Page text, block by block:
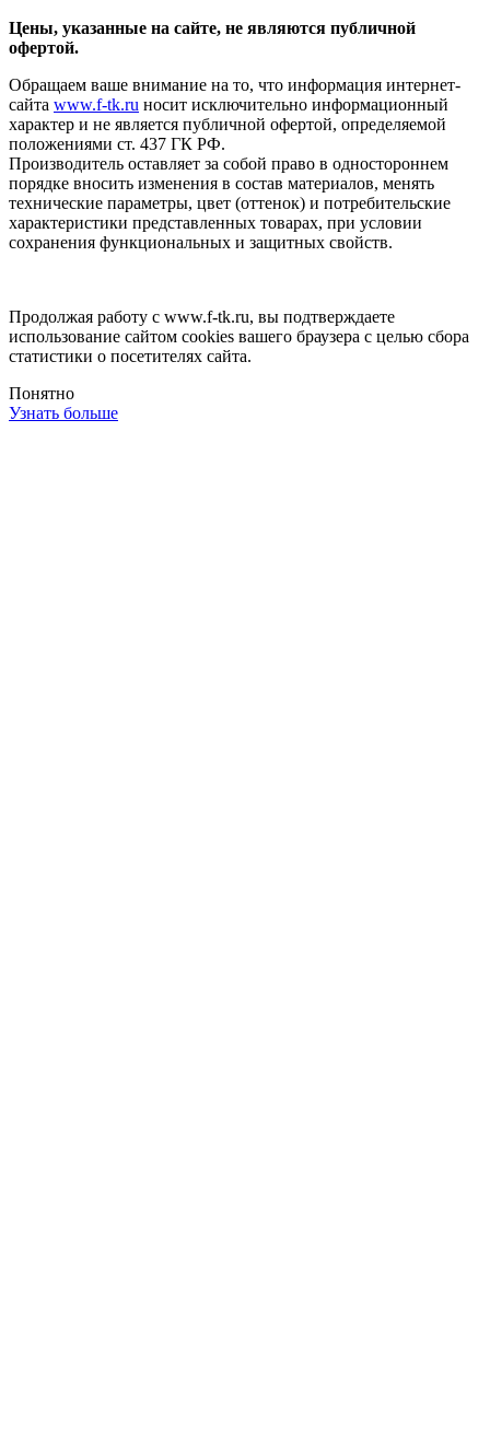
Цены, указанные на сайте, не являются публичной
офертой.
Обращаем ваше внимание на то, что информация интернет-
сайта www.f-tk.ru носит исключительно информационный
характер и не является публичной офертой, определяемой
положениями ст. 437 ГК РФ.
Производитель оставляет за собой право в одностороннем
порядке вносить изменения в состав материалов, менять
технические параметры, цвет (оттенок) и потребительские
характеристики представленных товарах, при условии
сохранения функциональных и защитных свойств.
Продолжая работу с www.f-tk.ru, вы подтверждаете
использование сайтом cookies вашего браузера с целью сбора
статистики о посетителях сайта.
Понятно
Узнать больше